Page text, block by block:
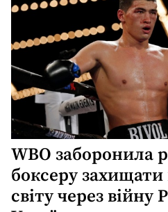
WBO заборонила
боксеру
світу через війну